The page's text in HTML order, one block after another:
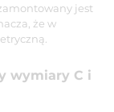
jest
że w
wymiary C i